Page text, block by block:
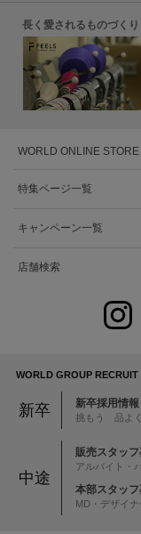
長く愛されるものづくり
WORLD ONLINE STORE
特集ページ一覧
キャンペーン一覧
店舗検索
WORLD GROUP RECRUIT
新卒 新卒採用情報
挑もう 品よ
中途
販売スタッ
アルバイト・
本部スタッ
MD・デザイ